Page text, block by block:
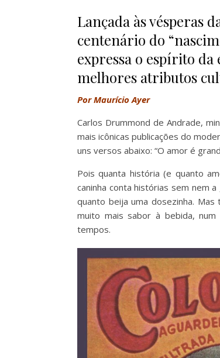
Lançada às vésperas
centenário do
expressa o espírito
melhores atributos
Por Maurício Ayer
Carlos Drummond de Andrade,
mais icônicas publicações do
uns versos abaixo: “O amor é
Pois quanta história (e quanto
caninha conta histórias sem nem
quanto beija uma dosezinha.
muito mais sabor à bebida,
tempos.